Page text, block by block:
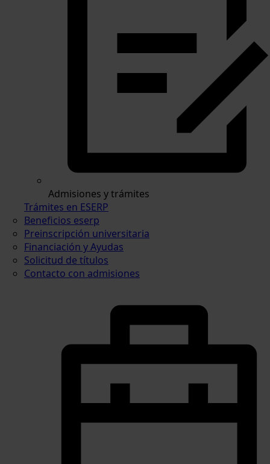
Admisiones y trámites
Trámites en ESERP
Beneficios eserp
Preinscripción universitaria
Financiación y Ayudas
Solicitud de títulos
Contacto con admisiones